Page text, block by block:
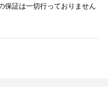
保証は一切行っておりません